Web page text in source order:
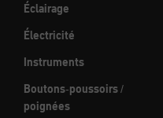
Éclairage
Électricité
Instruments
Boutons-poussoirs /
poignées